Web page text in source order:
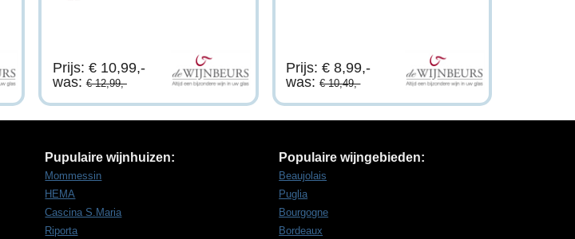
Prijs: € 10,99,-
was:€ 12,99,-
Prijs: € 8,99,-
was:€ 10,49,-
Pupulaire wijnhuizen:
Mommessin
HEMA
Cascina S.Maria
Riporta
Populaire wijngebieden:
Beaujolais
Puglia
Bourgogne
Bordeaux